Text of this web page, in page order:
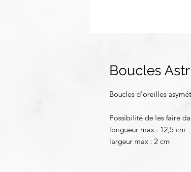
Boucles
Boucles d'oreilles
Possibilité de les faire
longueur max : 12,5 cm
largeur max : 2 cm